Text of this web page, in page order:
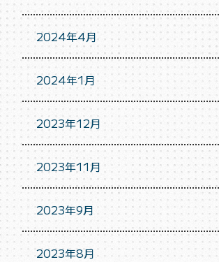
2024年4月
2024年1月
2023年12月
2023年11月
2023年9月
2023年8月